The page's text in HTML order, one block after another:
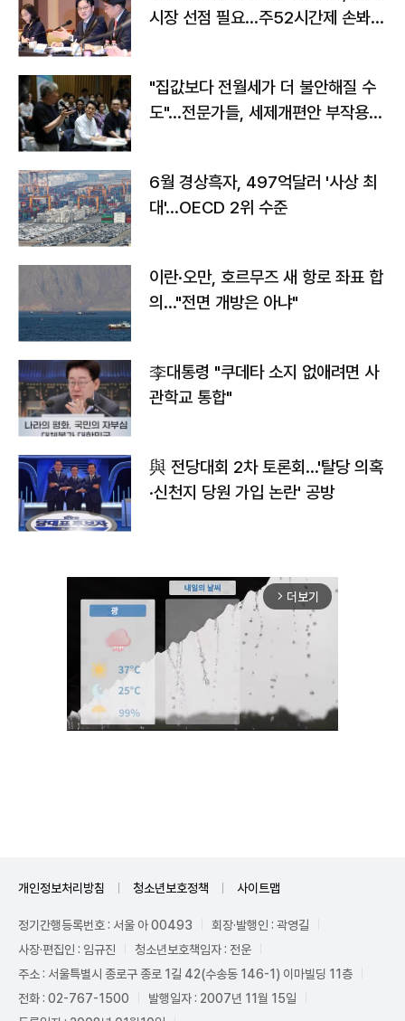
시장 선점 필요…주52시간제 손봐
"집값보다 전월세가 더 불안해질 수
도"…전문가들, 세제개편안 부작용
6월 경상흑자, 497억달러 '사상 최
대'…OECD 2위 수준
이란·오만, 호르무즈 새 항로 좌표 합
의…"전면 개방은 아냐"
李대통령 "쿠데타 소지 없애려면 사
관학교 통합"
與 전당대회 2차 토론회…'탈당 의혹
·신천지 당원 가입 논란' 공방
arrow_forward_ios 더보기
개인정보처리방침 청소년보호정책 사이트맵
정기간행등록번호 : 서울 아 00493
회장·발행인 : 곽영길
사장·편집인 : 임규진
청소년보호책임자 : 전운
주소 : 서울특별시 종로구 종로 1길 42(수송동 146-1) 이마빌딩 11층
전화 : 02-767-1500
발행일자 : 2007년 11월 15일